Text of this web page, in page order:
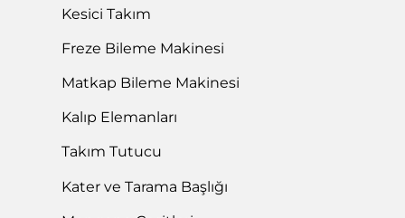
Kesici Takım
Freze Bileme Makinesi
Matkap Bileme Makinesi
Kalıp Elemanları
Takım Tutucu
Kater ve Tarama Başlığı